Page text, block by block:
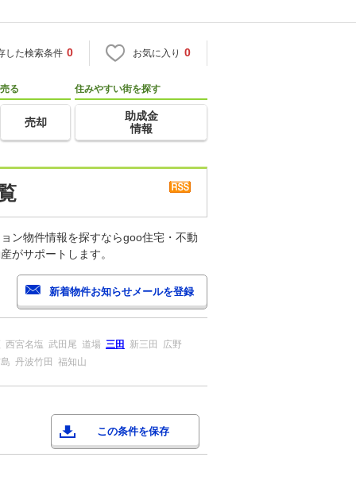
した検索条件 0 お気に入り 0
売る
売却
住みやすい街を探す
助成金
情報
ン物件情報を探すならgoo住宅・不動
がサポートします。
西宮名塩 武田尾 道場 三田 新三田
広野
丹波竹田 福知山
この条件を保存